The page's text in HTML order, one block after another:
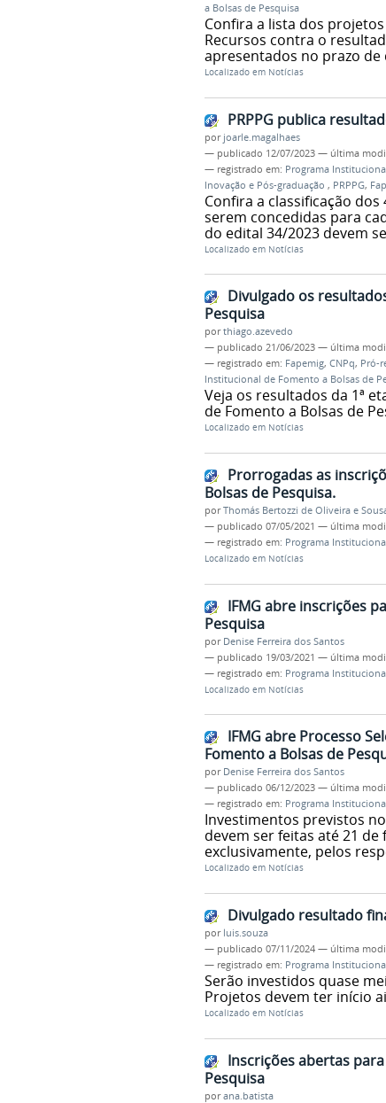
a Bolsas de Pesquisa
Confira a lista dos
Recursos contra o
apresentados no prazo de
Localizado em Notícias
PRPPG publica
por joarle.magalhaes
— publicado 12/07/2023 — última
— registrado em: Programa
Inovação e Pós-graduação , PRPPG,
Confira a classificação
serem concedidas para
do edital 34/2023 devem
Localizado em Notícias
Divulgado os
Pesquisa
porthiago.azevedo
— publicado 21/06/2023 — última
— registrado em: Fapemig, CNPq, Pró-
Institucional de Fomento a Bolsas de
Veja os resultados da 1ª
de Fomento a Bolsas de
Localizado em Notícias
Prorrogadas as
Bolsas de Pesquisa.
porThomás Bertozzi de Oliveira e
— publicado 07/05/2021 — última
— registrado em: Programa
Localizado em Notícias
IFMG abre inscrições
Pesquisa
por Denise Ferreira dos Santos
— publicado 19/03/2021 — última
— registrado em: Programa
Localizado em Notícias
IFMG abre Processo
Fomento a Bolsas de
por Denise Ferreira dos Santos
— publicado 06/12/2023 — última
— registrado em: Programa
Investimentos previstos
devem ser feitas até 21
exclusivamente, pelos
Localizado em Notícias
Divulgado resultado
por luis.souza
— publicado 07/11/2024 — última
— registrado em: Programa
Serão investidos quase
Projetos devem ter início
Localizado em Notícias
Inscrições abertas
Pesquisa
porana.batista